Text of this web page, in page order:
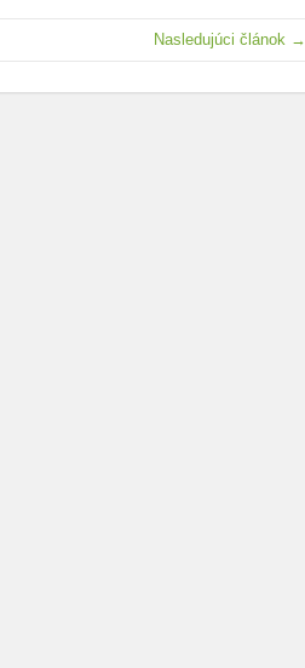
Nasledujúci článok →